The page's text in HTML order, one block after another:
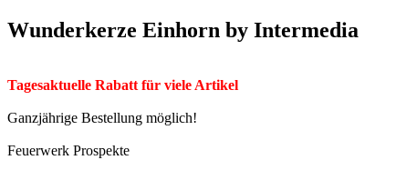
Wunderkerze Einhorn by Intermedia
Tagesaktuelle Rabatt für viele Artikel
Ganzjährige Bestellung möglich!
Feuerwerk Prospekte